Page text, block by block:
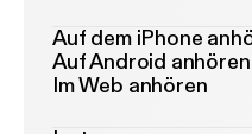
Auf dem iPhone
Auf Android anhören
Im Web anhören